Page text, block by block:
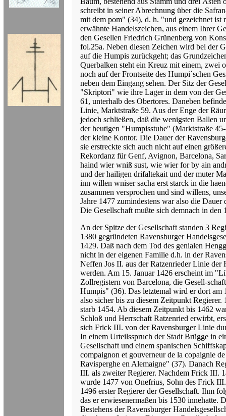
schreibt in seiner Abrechnung über die
mit dem pom" (34), d. h. "und gezeichnet ist
erwähnte Handelszeichen, aus einem Ihrer
den Gesellen Friedrich Grünenberg von
fol.25a. Neben diesen Zeichen wird bei der
auf die Humpis zurückgeht; das
Querbalken steht ein Kreuz mit einem, zwei
noch auf der Frontseite des Humpi´schen
neben dem Eingang sehen. Der Sitz der
"Skriptori" wie ihre Lager in dem von der
61, unterhalb des Obertores. Daneben
Linie, Marktstraße 59. Aus der Enge der
jedoch schließen, daß die wenigsten Ballen
der heutigen "Humpisstube" (Marktstraße
der kleine Kontor. Die Dauer der
sie erstreckte sich auch nicht auf einen
Rekordanz für Genf, Avignon, Barcelona,
haind wier wniß sust, wie wier for by ain
und der hailigen drifaltekait und der muter
inn willen wniser sacha erst starck in die
zusammen versprochen und sind willens,
Jahre 1477 zumindestens war also die
Die Gesellschaft mußte sich demnach in den
An der Spitze der Gesellschaft standen 3
1380 gegründeten Ravensburger
1429. Daß nach dem Tod des genialen
nicht in der eigenen Familie d.h. in der
Neffen Jos II. aus der Ratzenrieder Linie
werden. Am 15. Januar 1426 erscheint im
Zollregistern von Barcelona, die Gesell-
Humpis" (36). Das letztemal wird er dort
also sicher bis zu diesem Zeitpunkt
starb 1454. Ab diesem Zeitpunkt bis 1462
Schloß und Herrschaft Ratzenried erwirbt,
sich Frick III. von der Ravensburger Linie
In einem Urteilsspruch der Stadt Brügge in
Gesellschaft und einem spanischen
compaignon et gouverneur de la copaignie
Ravisperghe en Alemaigne" (37). Danach
III. als zweiter Regierer. Nachdem Frick III.
wurde 1477 von Onefrius, Sohn des Frick
1496 erster Regierer der Gesellschaft. Ihm
das er erwiesenermaßen bis 1530 innehatte.
Bestehens der Ravensburger